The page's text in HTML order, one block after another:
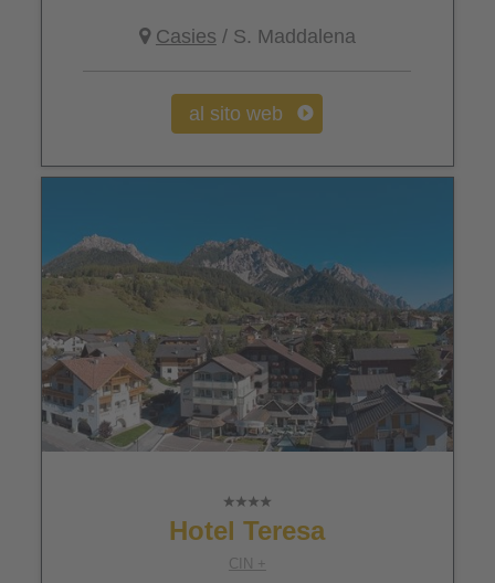
Casies / S. Maddalena
al sito web
Hotel Teresa
CIN +